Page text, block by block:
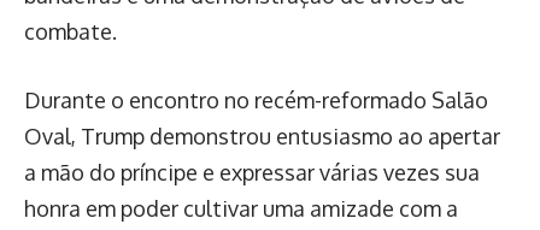
combate.
Durante o encontro no recém-reformado Salão
Oval, Trump demonstrou entusiasmo ao apertar
a mão do príncipe e expressar várias vezes sua
honra em poder cultivar uma amizade com a